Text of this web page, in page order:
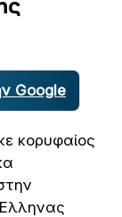
Google
κορυφαίος